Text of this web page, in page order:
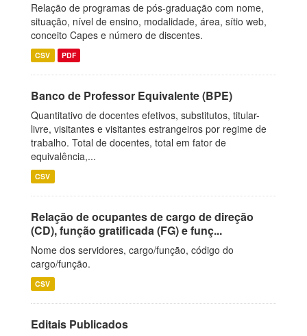
Relação de programas de pós-graduação com nome,
situação, nível de ensino, modalidade, área, sítio web,
conceito Capes e número de discentes.
CSV PDF
Banco de Professor Equivalente (BPE)
Quantitativo de docentes efetivos, substitutos, titular-
livre, visitantes e visitantes estrangeiros por regime de
trabalho. Total de docentes, total em fator de
equivalência,...
CSV
Relação de ocupantes de cargo de direção
(CD), função gratificada (FG) e funç...
Nome dos servidores, cargo/função, código do
cargo/função.
CSV
Editais Publicados